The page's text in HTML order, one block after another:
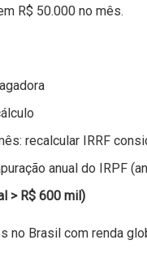
R$ 50.000 no mês.
recalcular IRRF
anual do IRPF
> R$ 600 mil)
no Brasil com renda